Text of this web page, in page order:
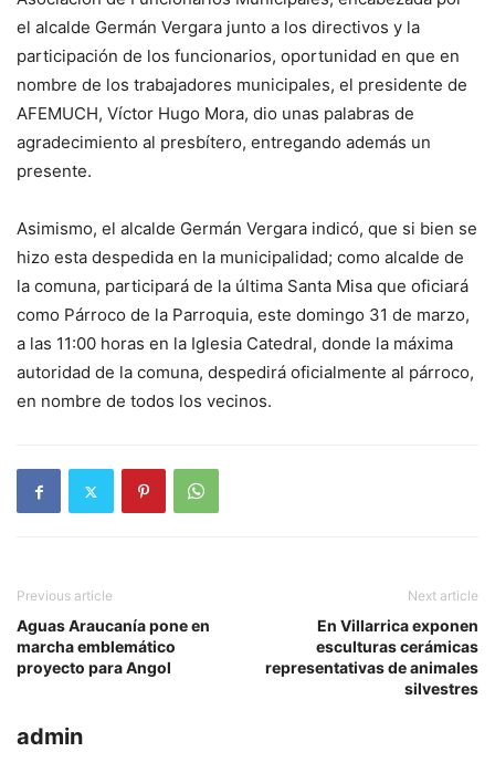
el alcalde Germán Vergara junto a los directivos y la
participación de los funcionarios, oportunidad en que en
nombre de los trabajadores municipales, el presidente de
AFEMUCH, Víctor Hugo Mora, dio unas palabras de
agradecimiento al presbítero, entregando además un
presente.
Asimismo, el alcalde Germán Vergara indicó, que si bien se
hizo esta despedida en la municipalidad; como alcalde de
la comuna, participará de la última Santa Misa que oficiará
como Párroco de la Parroquia, este domingo 31 de marzo,
a las 11:00 horas en la Iglesia Catedral, donde la máxima
autoridad de la comuna, despedirá oficialmente al párroco,
en nombre de todos los vecinos.
Previous article
Aguas Araucanía pone en
marcha emblemático
proyecto para Angol
Next article
En Villarrica exponen
esculturas cerámicas
representativas de animales
silvestres
admin